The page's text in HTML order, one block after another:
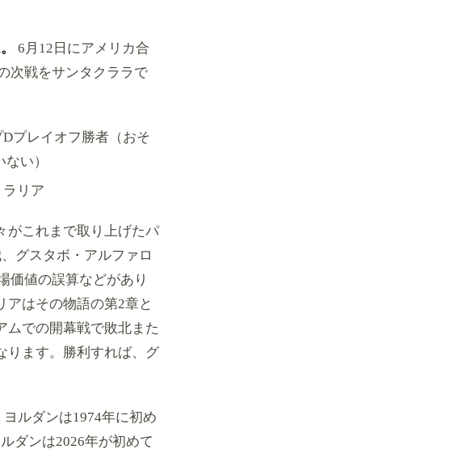
6月12日にアメリカ合
次戦をサンタクララで
Dプレイオフ勝者（おそ
い）
ラリア
がこれまで取り上げたパ
グスタボ・アルファロ
価値の誤算などがあり
アはその物語の第2章と
ムでの開幕戦で敗北また
ります。勝利すれば、グ
ヨルダンは1974年に初め
ダンは2026年が初めて